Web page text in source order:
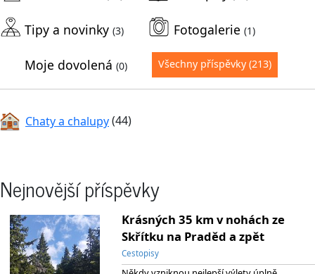
Tipy a novinky (3) Fotogalerie (1)
Moje dovolená (0) Všechny příspěvky (213)
Chaty a chalupy(44)
Nejnovější příspěvky
Krásných 35 km v nohách ze
Skřítku na Praděd a zpět
Cestopisy